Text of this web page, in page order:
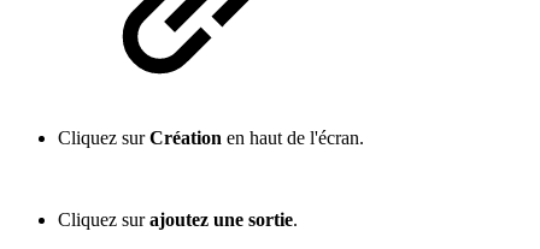
Cliquez surCréation en haut de l'écran.
Cliquez surajoutez une sortie.